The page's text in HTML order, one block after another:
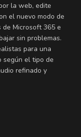
la web, edite
el nuevo modo de
de Microsoft 365 e
sin problemas.
para una
según el tipo de
refinado y